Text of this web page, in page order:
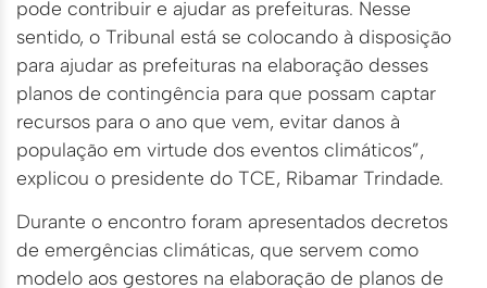
pode contribuir e ajudar as prefeituras. Nesse
sentido, o Tribunal está se colocando à disposição
para ajudar as prefeituras na elaboração desses
planos de contingência para que possam captar
recursos para o ano que vem, evitar danos à
população em virtude dos eventos climáticos”,
explicou o presidente do TCE, Ribamar Trindade.
Durante o encontro foram apresentados decretos
de emergências climáticas, que servem como
modelo aos gestores na elaboração de planos de